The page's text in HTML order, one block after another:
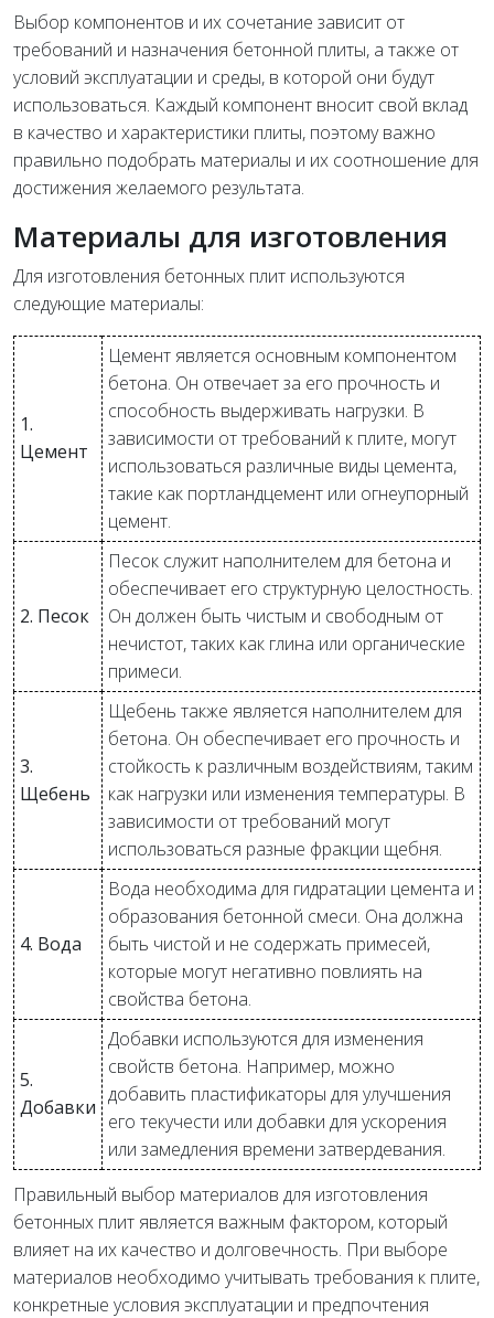
Выбор компонентов и их сочетание зависит от
требований и назначения бетонной плиты, а также от
условий эксплуатации и среды, в которой они будут
использоваться. Каждый компонент вносит свой вклад
в качество и характеристики плиты, поэтому важно
правильно подобрать материалы и их соотношение для
достижения желаемого результата.
Материалы для изготовления
Для изготовления бетонных плит используются
следующие материалы:
1.
Цемент
Цемент является основным компонентом
бетона. Он отвечает за его прочность и
способность выдерживать нагрузки. В
зависимости от требований к плите, могут
использоваться различные виды цемента,
такие как портландцемент или огнеупорный
цемент.
2. Песок
Песок служит наполнителем для бетона и
обеспечивает его структурную целостность.
Он должен быть чистым и свободным от
нечистот, таких как глина или органические
примеси.
3.
Щебень
Щебень также является наполнителем для
бетона. Он обеспечивает его прочность и
стойкость к различным воздействиям, таким
как нагрузки или изменения температуры. В
зависимости от требований могут
использоваться разные фракции щебня.
4. Вода
Вода необходима для гидратации цемента и
образования бетонной смеси. Она должна
быть чистой и не содержать примесей,
которые могут негативно повлиять на
свойства бетона.
5.
Добавки
Добавки используются для изменения
свойств бетона. Например, можно
добавить пластификаторы для улучшения
его текучести или добавки для ускорения
или замедления времени затвердевания.
Правильный выбор материалов для изготовления
бетонных плит является важным фактором, который
влияет на их качество и долговечность. При выборе
материалов необходимо учитывать требования к плите,
конкретные условия эксплуатации и предпочтения